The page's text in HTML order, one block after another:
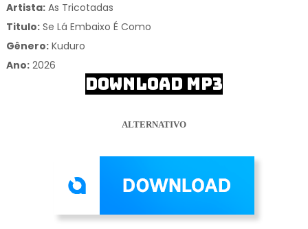
Artista:As Tricotadas
Titulo:Se Lá Embaixo É Como
Gênero: Kuduro
Ano:2026
DOWNLOAD MP3
ALTERNATIVO